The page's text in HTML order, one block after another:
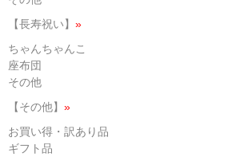
【長寿祝い】 »
ちゃんちゃんこ
座布団
その他
【その他】 »
お買い得・訳あり品
ギフト品